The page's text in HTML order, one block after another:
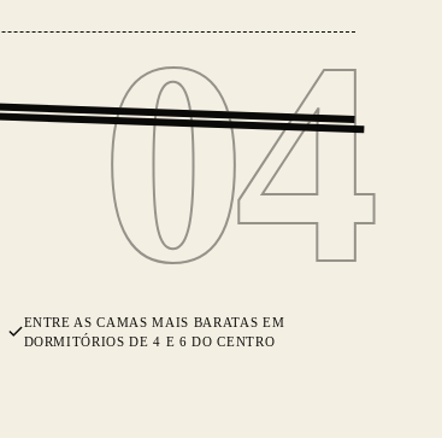
04
04
ENTRE AS CAMAS MAIS BARATAS EM
DORMITÓRIOS DE 4 E 6 DO CENTRO